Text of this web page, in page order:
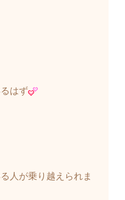
はず
人が乗り越えられま